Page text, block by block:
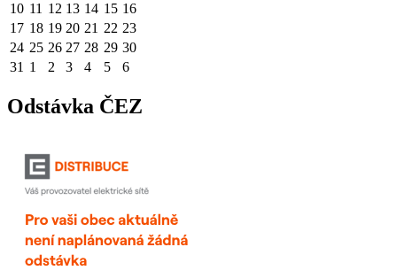
10 11 12 13 14 15 16
17 18 19 20 21 22 23
24 25 26 27 28 29 30
31 1 2 3 4 5 6
Odstávka ČEZ